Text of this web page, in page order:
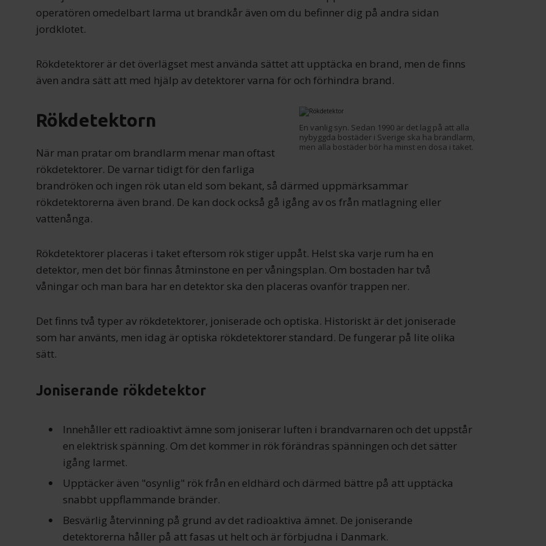
operatören omedelbart larma ut brandkår även om du befinner dig på andra sidan
jordklotet.
Rökdetektorer är det överlägset mest använda sättet att upptäcka en brand, men de finns
även andra sätt att med hjälp av detektorer varna för och förhindra brand.
En vanlig syn. Sedan 1990 är det lag på att alla
nybyggda bostäder i Sverige ska ha brandlarm,
men alla bostäder bör ha minst en dosa i taket.
Rökdetektorn
När man pratar om brandlarm menar man oftast
rökdetektorer. De varnar tidigt för den farliga
brandröken och ingen rök utan eld som bekant, så därmed uppmärksammar
rökdetektorerna även brand. De kan dock också gå igång av os från matlagning eller
vattenånga.
Rökdetektorer placeras i taket eftersom rök stiger uppåt. Helst ska varje rum ha en
detektor, men det bör finnas åtminstone en per våningsplan. Om bostaden har två
våningar och man bara har en detektor ska den placeras ovanför trappen ner.
Det finns två typer av rökdetektorer, joniserade och optiska. Historiskt är det joniserade
som har använts, men idag är optiska rökdetektorer standard. De fungerar på lite olika
sätt.
Joniserande rökdetektor
Innehåller ett radioaktivt ämne som joniserar luften i brandvarnaren och det uppstår
en elektrisk spänning. Om det kommer in rök förändras spänningen och det sätter
igång larmet.
Upptäcker även "osynlig" rök från en eldhärd och därmed bättre på att upptäcka
snabbt uppflammande bränder.
Besvärlig återvinning på grund av det radioaktiva ämnet. De joniserande
detektorerna håller på att fasas ut helt och är förbjudna i Danmark.